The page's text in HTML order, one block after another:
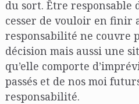
du sort. Être responsable
cesser de vouloir en finir
responsabilité ne couvre
décision mais aussi une
qu’elle comporte
passés et de nos moi
responsabilité.